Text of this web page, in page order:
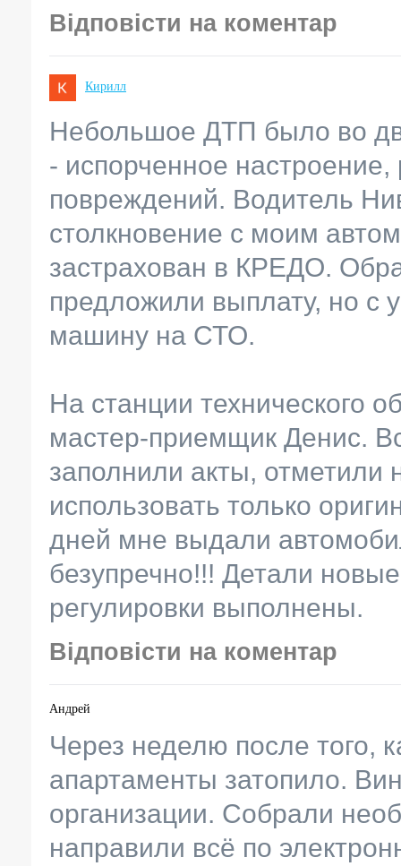
Відповісти на коментар
Кирилл
Небольшое ДТП было во
- испорченное
повреждений. Водитель
столкновение с моим
застрахован в КРЕДО.
предложили выплату, но с
машину на СТО.
На станции технического
мастер-приемщик Денис.
заполнили акты, отметили
использовать только
дней мне выдали
безупречно!!! Детали
регулировки выполнены.
Відповісти на коментар
Андрей
Через неделю после того,
апартаменты затопило.
организации. Собрали
направили всё по